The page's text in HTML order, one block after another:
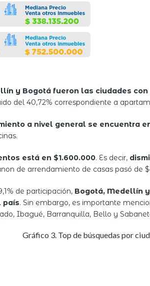
y Bogotá fueron las ciudades
del 40,72% correspondiente a
a nivel general se encuentra
está en $1.600.000. Es decir,
de arrendamiento de casas pasó de
de participación, Bogotá, Medellín
país. Sin embargo, es importante
Ibagué, Barranquilla, Bello y
Gráfico 3. Top de búsquedas por